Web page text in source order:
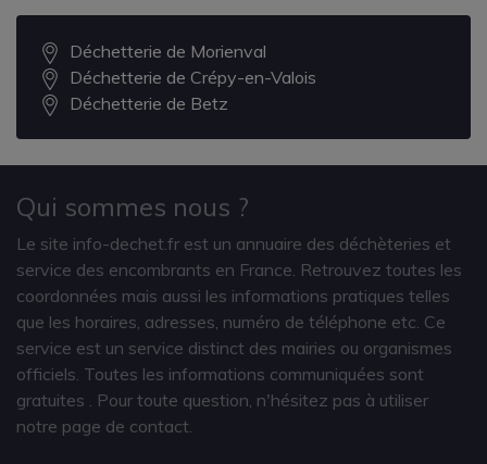
Déchetterie de Morienval
Déchetterie de Crépy-en-Valois
Déchetterie de Betz
Qui sommes nous ?
Le site info-dechet.fr est un annuaire des déchèteries et
service des encombrants en France. Retrouvez toutes les
coordonnées mais aussi les informations pratiques telles
que les horaires, adresses, numéro de téléphone etc. Ce
service est un service distinct des mairies ou organismes
officiels. Toutes les informations communiquées sont
gratuites
. Pour toute question, n'hésitez pas à utiliser
notre page de contact.